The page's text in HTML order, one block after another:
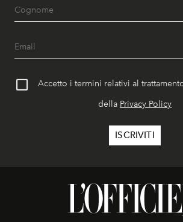
Accetto i termini relativi al
della Privacy Policy